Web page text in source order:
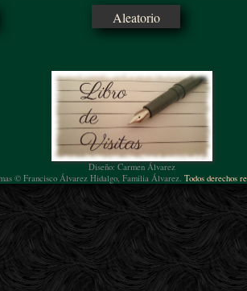
Aleatorio
Diseño: Carmen Álvarez
© Francisco Álvarez Hidalgo, Familia Álvarez. Todos derechos